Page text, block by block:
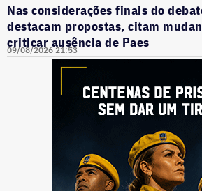
Nas considerações finais do
destacam propostas, citam
criticar ausência de Paes
09/08/2026 21:53